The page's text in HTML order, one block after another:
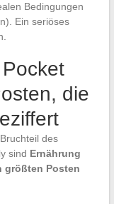
Bedingungen
Ein seriöses
die
des
sind Ernährung
größten Posten